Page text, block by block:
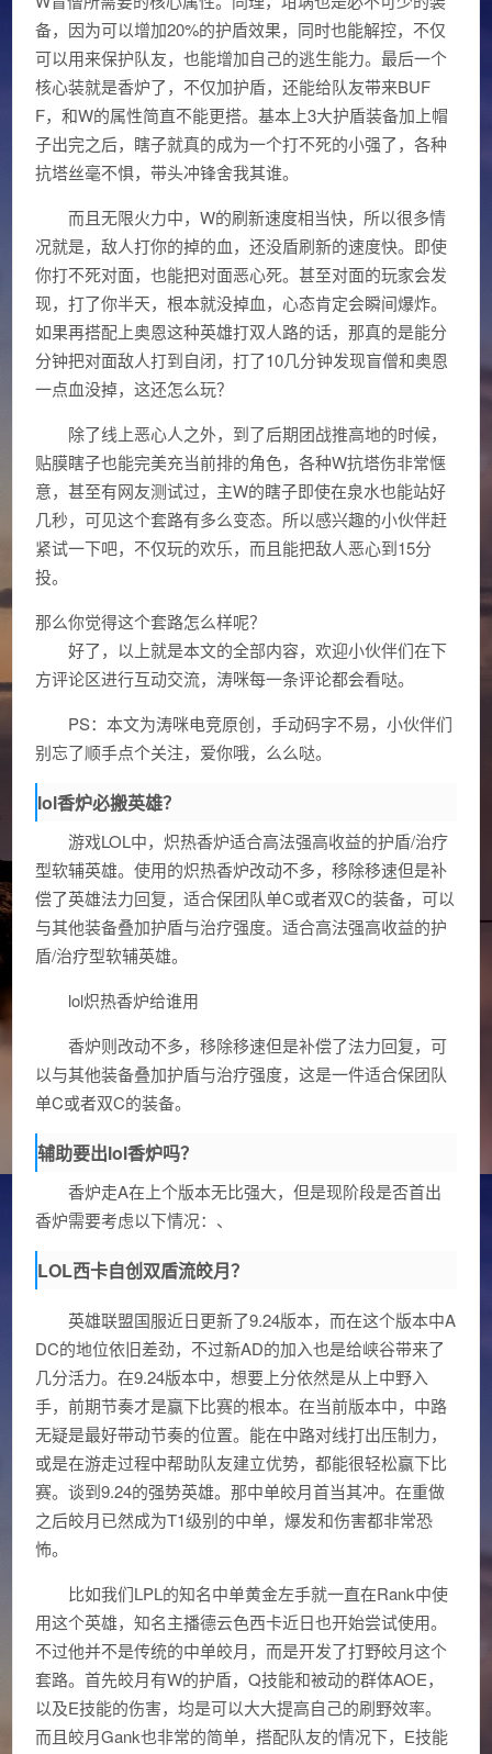
备，因为可以增加20%的护盾效果，同时也能解控，不仅
可以用来保护队友，也能增加自己的逃生能力。最后一个
核心装就是香炉了，不仅加护盾，还能给队友带来BUF
F，和W的属性简直不能更搭。基本上3大护盾装备加上帽
子出完之后，瞎子就真的成为一个打不死的小强了，各种
抗塔丝毫不惧，带头冲锋舍我其谁。
而且无限火力中，W的刷新速度相当快，所以很多情
况就是，敌人打你的掉的血，还没盾刷新的速度快。即使
你打不死对面，也能把对面恶心死。甚至对面的玩家会发
现，打了你半天，根本就没掉血，心态肯定会瞬间爆炸。
如果再搭配上奥恩这种英雄打双人路的话，那真的是能分
分钟把对面敌人打到自闭，打了10几分钟发现盲僧和奥恩
一点血没掉，这还怎么玩？
除了线上恶心人之外，到了后期团战推高地的时候，
贴膜瞎子也能完美充当前排的角色，各种W抗塔伤非常惬
意，甚至有网友测试过，主W的瞎子即使在泉水也能站好
几秒，可见这个套路有多么变态。所以感兴趣的小伙伴赶
紧试一下吧，不仅玩的欢乐，而且能把敌人恶心到15分
投。
那么你觉得这个套路怎么样呢？
好了，以上就是本文的全部内容，欢迎小伙伴们在下
方评论区进行互动交流，涛咪每一条评论都会看哒。
PS：本文为涛咪电竞原创，手动码字不易，小伙伴们
别忘了顺手点个关注，爱你哦，么么哒。
lol香炉必搬英雄？
游戏LOL中，炽热香炉适合高法强高收益的护盾/治疗
型软辅英雄。使用的炽热香炉改动不多，移除移速但是补
偿了英雄法力回复，适合保团队单C或者双C的装备，可以
与其他装备叠加护盾与治疗强度。适合高法强高收益的护
盾/治疗型软辅英雄。
lol炽热香炉给谁用
香炉则改动不多，移除移速但是补偿了法力回复，可
以与其他装备叠加护盾与治疗强度，这是一件适合保团队
单C或者双C的装备。
辅助要出lol香炉吗？
香炉走A在上个版本无比强大，但是现阶段是否首出
香炉需要考虑以下情况：、
LOL西卡自创双盾流皎月？
英雄联盟国服近日更新了9.24版本，而在这个版本中A
DC的地位依旧差劲，不过新AD的加入也是给峡谷带来了
几分活力。在9.24版本中，想要上分依然是从上中野入
手，前期节奏才是赢下比赛的根本。在当前版本中，中路
无疑是最好带动节奏的位置。能在中路对线打出压制力，
或是在游走过程中帮助队友建立优势，都能很轻松赢下比
赛。谈到9.24的强势英雄。那中单皎月首当其冲。在重做
之后皎月已然成为T1级别的中单，爆发和伤害都非常恐
怖。
比如我们LPL的知名中单黄金左手就一直在Rank中使
用这个英雄，知名主播德云色西卡近日也开始尝试使用。
不过他并不是传统的中单皎月，而是开发了打野皎月这个
套路。首先皎月有W的护盾，Q技能和被动的群体AOE，
以及E技能的伤害，均是可以大大提高自己的刷野效率。
而且皎月Gank也非常的简单，搭配队友的情况下，E技能